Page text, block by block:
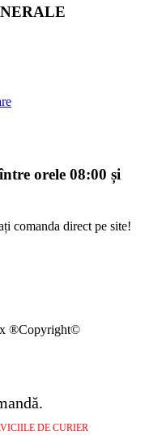
orele 08:00 și
comanda direct pe site!
®Copyright©
DE CURIER